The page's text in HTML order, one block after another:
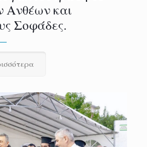
Ανθέων και
Σοφάδες.